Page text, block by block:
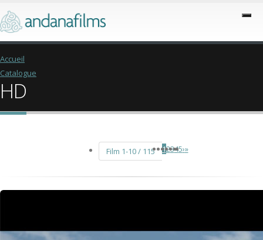
Accueil
Catalogue
HD
Film 1-10 / 115 12345›»